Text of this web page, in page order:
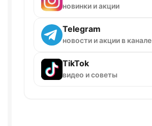
новинки и акции
Telegram
новости и акции в канале
TikTok
видео и советы